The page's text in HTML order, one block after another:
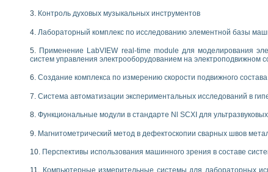
INSTRUMENTS для автоматизации процесса очистки сточных вод в
диагностики плазмы
дифракционные датчики малых перемещений и колебаний
свойств сегнетоэлектриков методом тепловых шумов
импедансный томограф на базе платы сбора данных PCI 6052E
механических свойств материалов в наношкале
процессов получения дисперсных продуктов на основе виртуальных
зрения для контроля образцов
переходных процессов при коротких замыканиях в узлах электрических
Контроль духовых музыкальных инструментов
Лабораторный комплекс по исследованию элементной базы
Применение LabVIEW real-time module для моделирования
систем управления электрооборудованием на электроподвижном
Создание комплекса по измерению скорости подвижного
Система автоматизации экспериментальных исследований в
Функциональные модули в стандарте Nl SCXI для
Магнитометрический метод в дефектоскопии сварных швов
Перспективы использования машинного зрения в составе